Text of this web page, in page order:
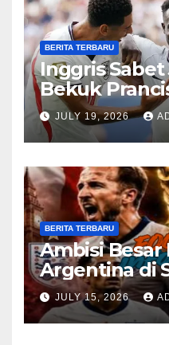
BERITA TERBARU
Inggris Sabet
Bekuk
JULY 19, 2026
BERITA TERBARU
Ambisi
Argentina di
IniJULY 15, 2026